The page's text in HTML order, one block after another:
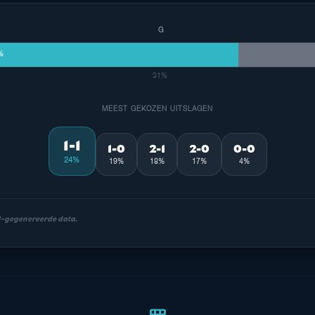
G
31%
MEEST GEKOZEN UITSLAGEN
1-1
24%
1-0
19%
2-1
18%
2-0
17%
0-0
4%
gegenereerde data.